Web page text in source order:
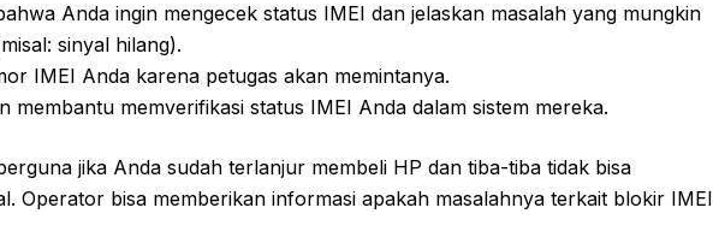
Anda ingin mengecek status IMEI dan jelaskan masalah yang mungkin
sinyal hilang).
IMEI Anda karena petugas akan memintanya.
membantu memverifikasi status IMEI Anda dalam sistem mereka.
jika Anda sudah terlanjur membeli HP dan tiba-tiba tidak bisa
Operator bisa memberikan informasi apakah masalahnya terkait blokir IMEI